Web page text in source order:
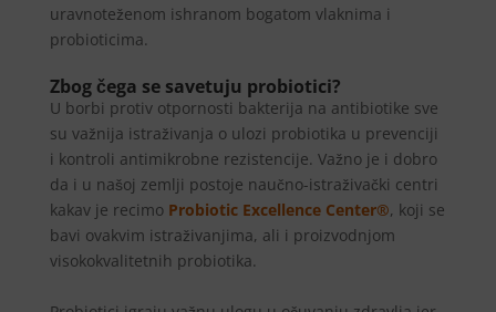
uravnoteženom ishranom bogatom vlaknima i
probioticima.
Zbog čega se savetuju probiotici?
U borbi protiv otpornosti bakterija na antibiotike sve
su važnija istraživanja o ulozi probiotika u prevenciji
i kontroli antimikrobne rezistencije. Važno je i dobro
da i u našoj zemlji postoje naučno-istraživački centri
kakav je recimo Probiotic Excellence Center®, koji se
bavi ovakvim istraživanjima, ali i proizvodnjom
visokokvalitetnih probiotika.